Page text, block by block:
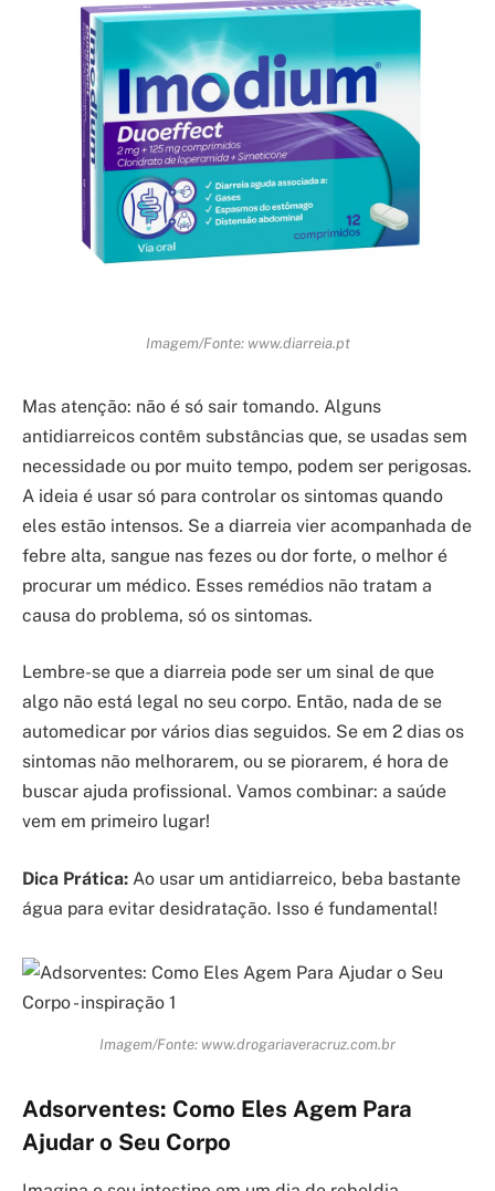
Imagem/Fonte: www.diarreia.pt
Mas atenção: não é só sair tomando. Alguns
antidiarreicos contêm substâncias que, se usadas sem
necessidade ou por muito tempo, podem ser perigosas.
A ideia é usar só para controlar os sintomas quando
eles estão intensos. Se a diarreia vier acompanhada de
febre alta, sangue nas fezes ou dor forte, o melhor é
procurar um médico. Esses remédios não tratam a
causa do problema, só os sintomas.
Lembre-se que a diarreia pode ser um sinal de que
algo não está legal no seu corpo. Então, nada de se
automedicar por vários dias seguidos. Se em 2 dias os
sintomas não melhorarem, ou se piorarem, é hora de
buscar ajuda profissional. Vamos combinar: a saúde
vem em primeiro lugar!
Dica Prática: Ao usar um antidiarreico, beba bastante
água para evitar desidratação. Isso é fundamental!
Imagem/Fonte: www.drogariaveracruz.com.br
Adsorventes: Como Eles Agem Para
Ajudar o Seu Corpo